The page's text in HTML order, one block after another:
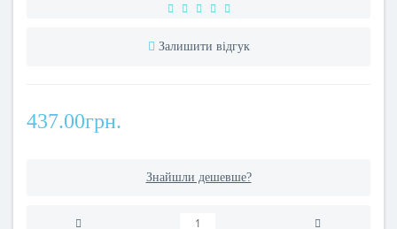
Залишити відгук
437.00грн.
Знайшли дешевше?